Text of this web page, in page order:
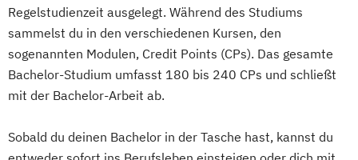
Regelstudienzeit ausgelegt. Während des Studiums
sammelst du in den verschiedenen Kursen, den
sogenannten Modulen, Credit Points (CPs). Das gesamte
Bachelor-Studium umfasst 180 bis 240 CPs und schließt
mit der Bachelor-Arbeit ab.
Sobald du deinen Bachelor in der Tasche hast, kannst du